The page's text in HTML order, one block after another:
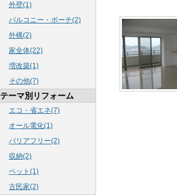
外壁(1)
バルコニー・ポーチ(2)
外構(2)
家全体(22)
増改築(1)
その他(7)
テーマ別リフォーム
エコ・省エネ(7)
オール電化(1)
バリアフリー(2)
収納(2)
ペット(1)
古民家(2)